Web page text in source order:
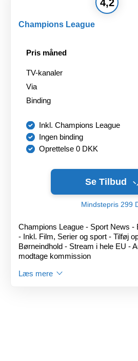
Champions League
4,2
Pris måned
TV-kanaler
Via
Binding
Inkl. Champions League
Ingen binding
Oprettelse 0 DKK
Se Tilbud
Mindstepris 299
Champions League - Sport News -
- Inkl. Film, Serier og sport - Tilføj
Børneindhold - Stream i hele EU -
modtage kommission
Læs mere